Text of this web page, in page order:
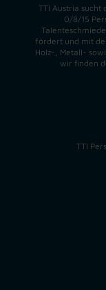
TTI Austria sucht
0/8/15
fördert und mit
Holz-, Metall-
wir finden
TTI